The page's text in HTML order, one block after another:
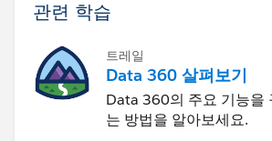
Note: If this is a Date/Time field,
Click Save
Hit Done
관련 학습
트레일
Data 360 살펴보기
Data 360의 주요 기능을
는 방법을 알아보세요.